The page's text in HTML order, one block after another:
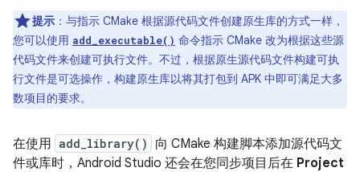
提示 ：与指示 CMake 根据源代码文件创建原生库的方式一样，
您可以使用 add_executable() 命令指示 CMake 改为根据这些源
代码文件来创建可执行文件。不过，根据原生源代码文件构建可执
行文件是可选操作，构建原生库以将其打包到 APK 中即可满足大多
数项目的要求。
在使用 add_library()
向 CMake 构建脚本添加源代码文
件或库时，Android Studio 还会在您同步项目后在 Project